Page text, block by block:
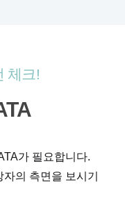
체크!
가 필요합니다.
의 측면을 보시기